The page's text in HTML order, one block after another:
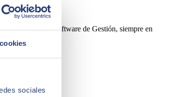
sociales
y el sector del Software de Gestión, siempre en